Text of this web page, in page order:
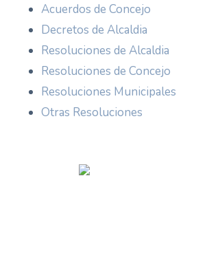
Acuerdos de Concejo
Decretos de Alcaldia
Resoluciones de Alcaldia
Resoluciones de Concejo
Resoluciones Municipales
Otras Resoluciones